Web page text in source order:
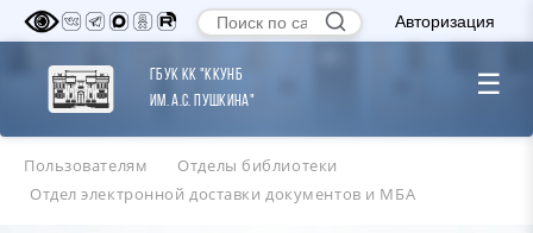
Авторизация
ГБУК КК "ККУНБ
им. А.С. Пушкина"
☰
Пользователям
Отделы библиотеки
Отдел электронной доставки документов и МБА